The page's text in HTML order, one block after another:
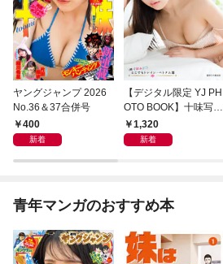
ヤングジャンプ 2026
No.36＆37合併号
400
新着
【デジタル限定 YJ PH
OTO BOOK】十味写真
集「続・『ぽみ』！？
どこでもトレイン・ベ
1,320
新着
青年マンガのおすすめ本